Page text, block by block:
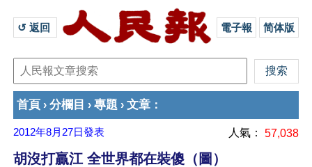
↺ 返回 電子報 简体版
首頁 › 分欄目 › 專題 › 文章 ：
2012年8月27日發表 人氣： 57,038
胡沒打贏江 全世界都在裝傻（圖）